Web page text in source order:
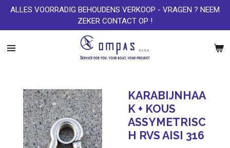
Ga
naar
de
ALLES VOORRADIG BEHOUDENS VERKOOP - VRAGEN ? NEEM
ZEKER CONTACT OP !
KARABIJNHAA
K + KOUS
ASSYMETRISC
H RVS AISI 316